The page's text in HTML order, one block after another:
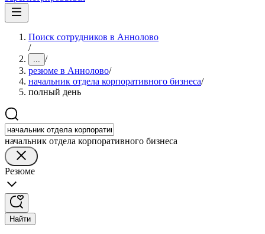
Поиск сотрудников в Аннолово
/
... /
резюме в Аннолово/
начальник отдела корпоративного бизнеса/
полный день
начальник отдела корпоративного бизнеса
Резюме
Найти